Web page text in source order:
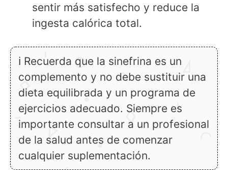
sentir más satisfecho y reduce la
ingesta calórica total.
ℹ Recuerda que la sinefrina es un
complemento y no debe sustituir una
dieta equilibrada y un programa de
ejercicios adecuado. Siempre es
importante consultar a un profesional
de la salud antes de comenzar
cualquier suplementación.